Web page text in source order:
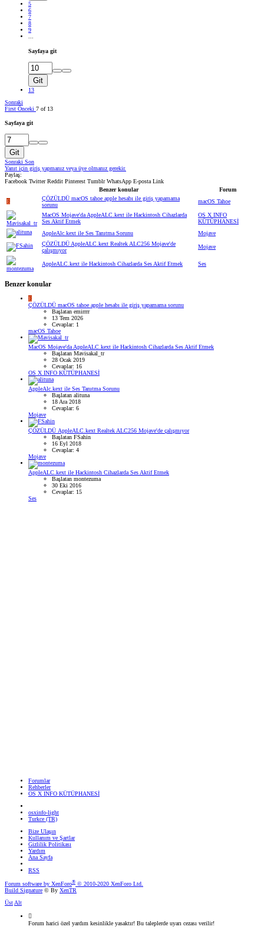
5
6
7
8
9
...
Sayfaya git
Git
13
Sonraki
First Önceki 7 of 13
Sayfaya git
Git
Sonraki Son
Yanıt için giriş yapmanız veya üye olmanız gerekir.
Paylaş:
Facebook Twitter Reddit Pinterest Tumblr WhatsApp E-posta Link
Benzer konular
Forum
E
ÇÖZÜLDÜ macOS tahoe apple hesabı ile giriş yapamama
sorunu
macOS Tahoe
MacOS Mojave'da AppleALC.kext ile Hackintosh Cihazlarda
Ses Aktif Etmek
OS X INFO
KÜTÜPHANESİ
AppleAlc.kext ile Ses Tanıtma Sorunu
Mojave
ÇÖZÜLDÜAppleALC.kext Realtek ALC256 Mojave'de
çalışmıyor
Mojave
AppleALC.kext ile Hackintosh Cihazlarda Ses Aktif Etmek Ses
Benzer konular
E
ÇÖZÜLDÜ macOS tahoe apple hesabı ile giriş yapamama sorunu
Başlatan emirrrr
13 Tem 2026
Cevaplar: 1
macOS Tahoe
MacOS Mojave'da AppleALC.kext ile Hackintosh Cihazlarda Ses Aktif Etmek
Başlatan Mavisakal_tr
28 Ocak 2019
Cevaplar: 16
OS X INFO KÜTÜPHANESİ
AppleAlc.kext ile Ses Tanıtma Sorunu
Başlatan alituna
18 Ara 2018
Cevaplar: 6
Mojave
ÇÖZÜLDÜ AppleALC.kext Realtek ALC256 Mojave'de çalışmıyor
Başlatan FSahin
16 Eyl 2018
Cevaplar: 4
Mojave
AppleALC.kext ile Hackintosh Cihazlarda Ses Aktif Etmek
Başlatan montezuma
30 Eki 2016
Cevaplar: 15
Ses
Forumlar
Rehberler
OS X INFO KÜTÜPHANESİ
osxinfo-light
Turkce (TR)
Bize Ulaşın
Kullanım ve Şartlar
Gizlilik Politikası
Yardım
Ana Sayfa
RSS
Forum software by XenForo® © 2010-2020 XenForo Ltd.
Build Signature © By XenTR
Üst Alt
Forum harici özel yardım kesinlikle yasaktır! Bu taleplerde uyarı cezası verilir!